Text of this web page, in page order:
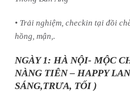
• Trải nghiệm, checkin tại đồi
hồng, mận,.
NGÀY 1: HÀ NỘI- MỘC
NÀNG TIÊN – HAPPY
SÁNG,TRƯA, TỐI )